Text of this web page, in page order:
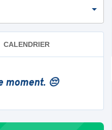
CALENDRIER
moment. 😔